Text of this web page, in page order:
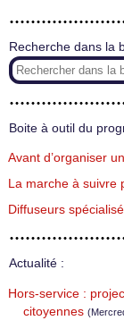
Recherche dans la
Boite à outil du
Avant d’organiser
La marche à suivre
Diffuseurs
Actualité :
Hors-service :
citoyennes